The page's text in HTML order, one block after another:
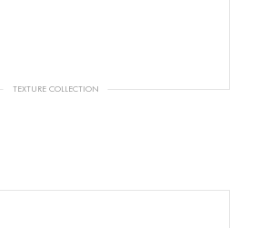
TEXTURE COLLECTION